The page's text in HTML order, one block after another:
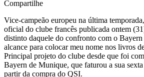
Compartilhe
Vice-campeão europeu na última
oficial do clube francês publicada ontem
distinto daquele do confronto com o
alcance para colocar meu nome nos livros
Principal projeto do clube desde que foi
Bayern de Munique, que faturou a sua
partir da compra do QSI.